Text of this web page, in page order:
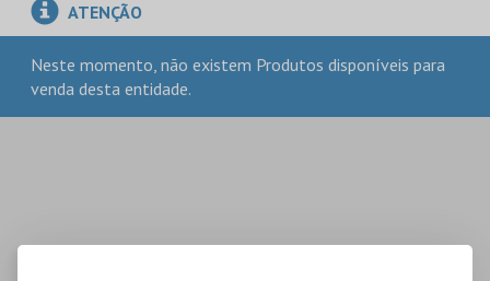
EVENTOS
CARTÕES
ATENÇÃO
Neste momento, não existem Produtos disponíveis para
venda desta entidade.